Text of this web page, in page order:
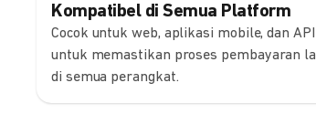
Kompatibel di Semua Platform
Cocok untuk web, aplikasi mobile, dan API
untuk memastikan proses pembayaran
di semua perangkat.